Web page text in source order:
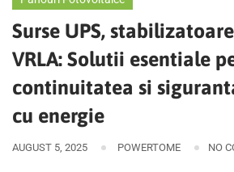
Surse UPS,
VRLA: Solutii esentiale
continuitatea si
cu energie
AUGUST 5, 2025 POWERTOME NO